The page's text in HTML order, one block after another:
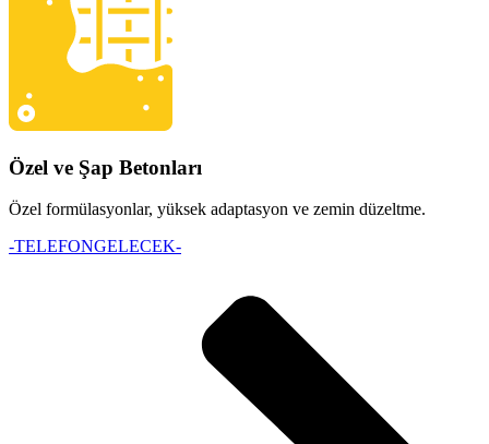
Özel ve Şap Betonları
Özel formülasyonlar, yüksek adaptasyon ve zemin düzeltme.
-TELEFONGELECEK-